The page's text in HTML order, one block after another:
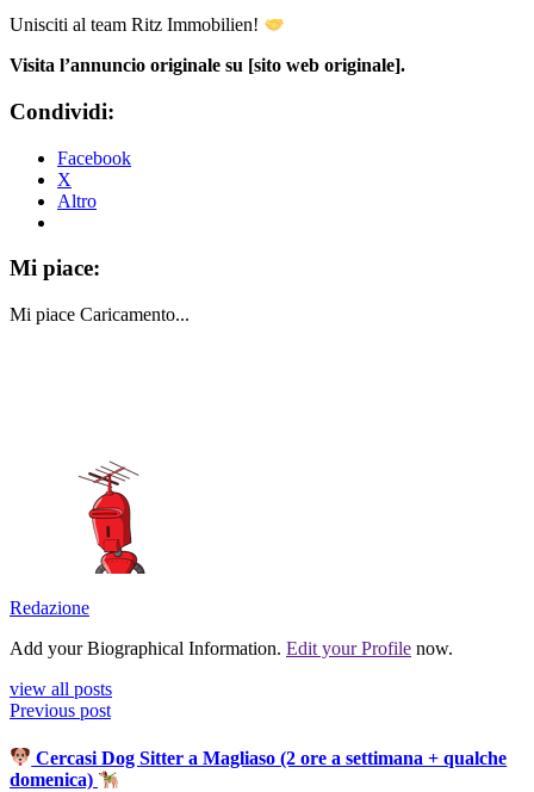
Unisciti al team Ritz Immobilien!
Visita l’annuncio originale su [sito web originale].
Condividi:
Facebook
X
Altro
Mi piace:
Mi piace Caricamento...
Redazione
Add your Biographical Information. Edit your Profile now.
view all posts
Previous post
Cercasi Dog Sitter a Magliaso (2 ore a settimana + qualche
domenica)